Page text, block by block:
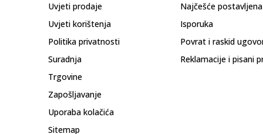
Uvjeti prodaje
Uvjeti korištenja
Politika privatnosti
Suradnja
Trgovine
Zapošljavanje
Uporaba kolačića
Sitemap
Najčešće
Isporuka
Povrat i raskid
Reklamacije i pisani